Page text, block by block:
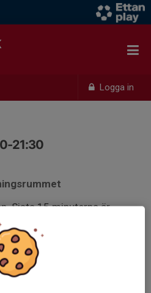
Logga in
21:30
Sista 15 minuterna är